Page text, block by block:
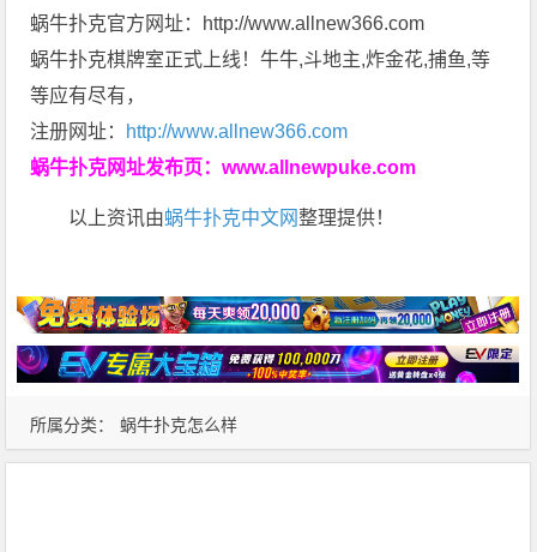
所属分类： 蜗牛扑克怎么样
蜗牛扑克官方网址：http://www.allnew366.com
蜗牛扑克棋牌室正式上线！牛牛,斗地主,炸金花,捕鱼,等
等应有尽有，
注册网址： http://www.allnew366.com
蜗牛扑克网址发布页：www.allnewpuke.com
以上资讯由蜗牛扑克中文网整理提供！